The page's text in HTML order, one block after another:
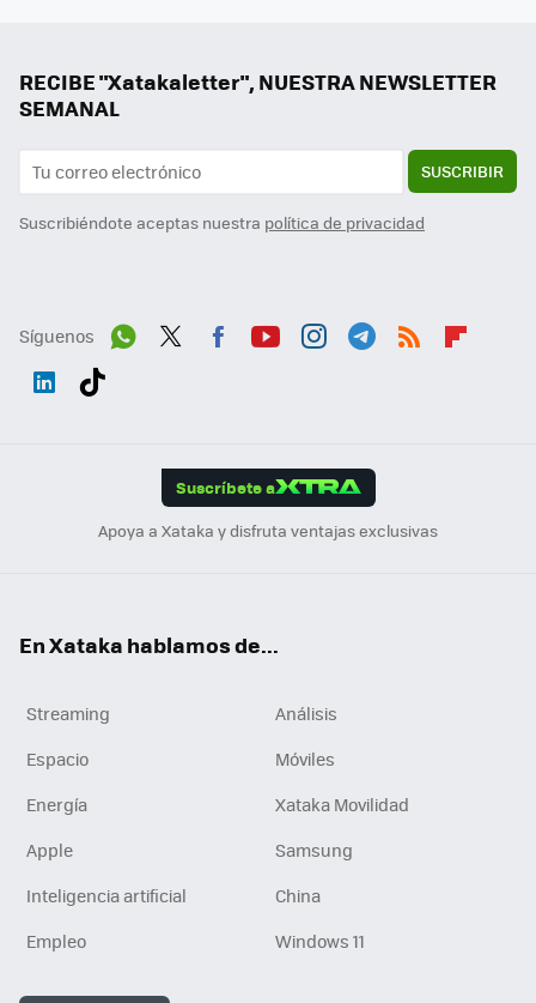
RECIBE "Xatakaletter", NUESTRA NEWSLETTER
SEMANAL
SUSCRIBIR
Suscribiéndote aceptas nuestra política de privacidad
Síguenos
Suscríbete a
Apoya a Xataka y disfruta ventajas exclusivas
En Xataka hablamos de...
Streaming
Análisis
Espacio
Móviles
Energía
Xataka Movilidad
Apple
Samsung
Inteligencia artificial
China
Empleo
Windows 11